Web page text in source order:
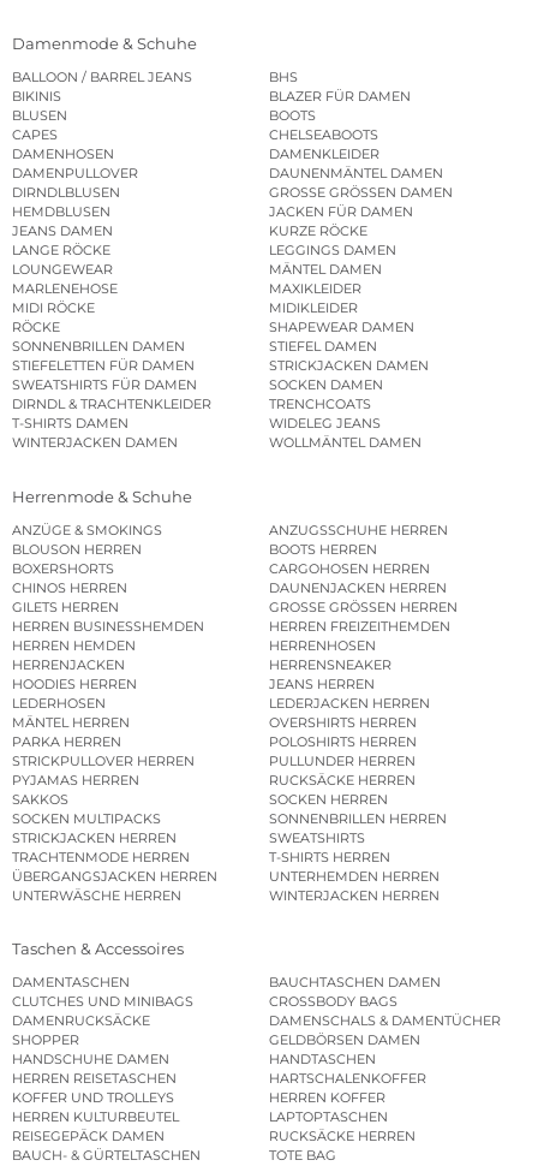
Damenmode & Schuhe
BALLOON / BARREL JEANS
BHS
BIKINIS
BLAZER FÜR DAMEN
BLUSEN
BOOTS
CAPES
CHELSEABOOTS
DAMENHOSEN
DAMENKLEIDER
DAMENPULLOVER
DAUNENMÄNTEL DAMEN
DIRNDLBLUSEN
GROSSE GRÖSSEN DAMEN
HEMDBLUSEN
JACKEN FÜR DAMEN
JEANS DAMEN
KURZE RÖCKE
LANGE RÖCKE
LEGGINGS DAMEN
LOUNGEWEAR
MÄNTEL DAMEN
MARLENEHOSE
MAXIKLEIDER
MIDI RÖCKE
MIDIKLEIDER
RÖCKE
SHAPEWEAR DAMEN
SONNENBRILLEN DAMEN
STIEFEL DAMEN
STIEFELETTEN FÜR DAMEN
STRICKJACKEN DAMEN
SWEATSHIRTS FÜR DAMEN
SOCKEN DAMEN
DIRNDL & TRACHTENKLEIDER
TRENCHCOATS
T-SHIRTS DAMEN
WIDELEG JEANS
WINTERJACKEN DAMEN
WOLLMÄNTEL DAMEN
Herrenmode & Schuhe
ANZÜGE & SMOKINGS
ANZUGSSCHUHE HERREN
BLOUSON HERREN
BOOTS HERREN
BOXERSHORTS
CARGOHOSEN HERREN
CHINOS HERREN
DAUNENJACKEN HERREN
GILETS HERREN
GROSSE GRÖSSEN HERREN
HERREN BUSINESSHEMDEN
HERREN FREIZEITHEMDEN
HERREN HEMDEN
HERRENHOSEN
HERRENJACKEN
HERRENSNEAKER
HOODIES HERREN
JEANS HERREN
LEDERHOSEN
LEDERJACKEN HERREN
MÄNTEL HERREN
OVERSHIRTS HERREN
PARKA HERREN
POLOSHIRTS HERREN
STRICKPULLOVER HERREN
PULLUNDER HERREN
PYJAMAS HERREN
RUCKSÄCKE HERREN
SAKKOS
SOCKEN HERREN
SOCKEN MULTIPACKS
SONNENBRILLEN HERREN
STRICKJACKEN HERREN
SWEATSHIRTS
TRACHTENMODE HERREN
T-SHIRTS HERREN
ÜBERGANGSJACKEN HERREN
UNTERHEMDEN HERREN
UNTERWÄSCHE HERREN
WINTERJACKEN HERREN
Taschen & Accessoires
DAMENTASCHEN
BAUCHTASCHEN DAMEN
CLUTCHES UND MINIBAGS
CROSSBODY BAGS
DAMENRUCKSÄCKE
DAMENSCHALS & DAMENTÜCHER
SHOPPER
GELDBÖRSEN DAMEN
HANDSCHUHE DAMEN
HANDTASCHEN
HERREN REISETASCHEN
HARTSCHALENKOFFER
KOFFER UND TROLLEYS
HERREN KOFFER
HERREN KULTURBEUTEL
LAPTOPTASCHEN
REISEGEPÄCK DAMEN
RUCKSÄCKE HERREN
BAUCH- & GÜRTELTASCHEN
TOTE BAG